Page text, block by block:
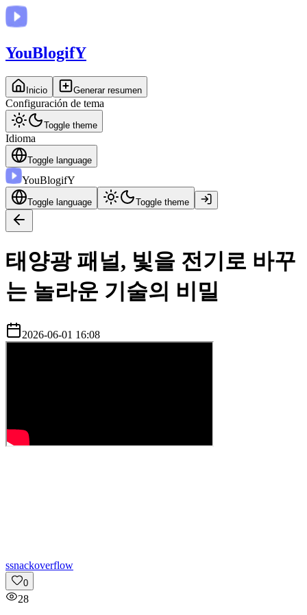
YouBlogifY
Inicio Generar resumen
Configuración de tema
Toggle theme
Idioma
Toggle language
YouBlogifY
Toggle language Toggle theme
태양광 패널, 빛을 전기로 바꾸
는 놀라운 기술의 비밀
2026-06-01 16:08
ssnackoverflow
0
28